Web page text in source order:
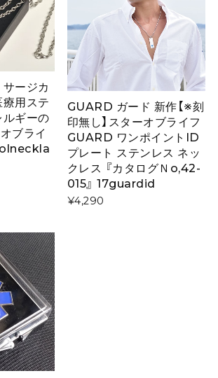
ージカ
療用ステ
ルギーの
ブライ
GUARD ガード 新作【※刻
印無し】スターオブライフ
GUARD ワンポイントID
プレート ステンレス ネッ
クレス 『カタログＮo,42-
015』 17guardid
¥4,290